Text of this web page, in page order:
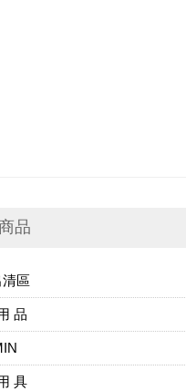
品
區
品
具